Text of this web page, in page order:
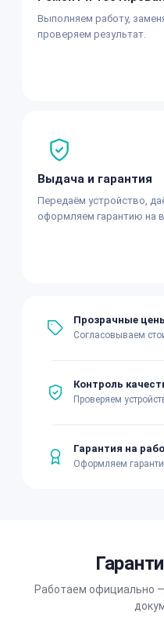
Выполняем работу,
проверяем результат.
Выдача и гарантия
Передаём устройство,
оформляем гарантию на
Прозрачные
Согласовываем
Контроль
Проверяем
Гарантия на
Оформляем
Работаем официально